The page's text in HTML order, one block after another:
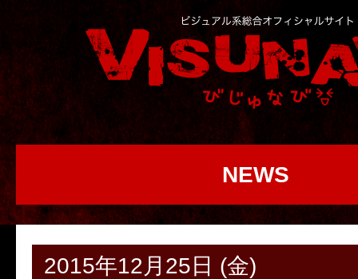
NEWS
2015年12月25日 (金)